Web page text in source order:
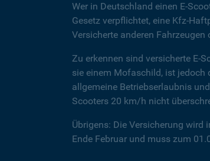
Wer in Deutschland einen E-
Gesetz verpflichtet, eine Kfz-
Versicherte anderen
Zu erkennen sind versicherte E-
sie einem Mofaschild, ist jedoch
allgemeine Betriebserlaubnis
Scooters 20 km/h nicht
Übrigens: Die Versicherung
Ende Februar und muss zum